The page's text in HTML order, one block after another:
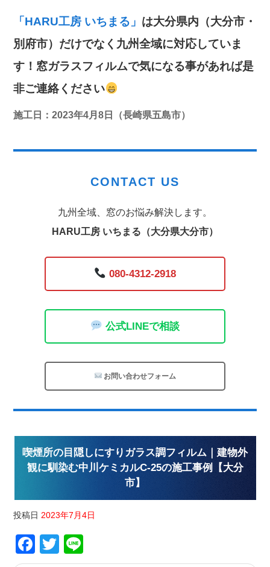
「HARU工房 いちまる」 は大分県内（大分市・
別府市）だけでなく九州全域に対応していま
す！窓ガラスフィルムで気になる事があれば是
非ご連絡ください
施工日：2023年4月8日（長崎県五島市）
CONTACT US
九州全域、窓のお悩み解決します。
HARU工房 いちまる（大分県大分市）
080-4312-2918
公式LINEで相談
お問い合わせフォーム
喫煙所の目隠しにすりガラス調フィルム｜建物外
観に馴染む中川ケミカルC-25の施工事例【大分
市】
投稿日 2023年7月4日
Facebook
Twitter